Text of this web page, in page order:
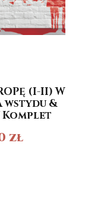
(I-II) W
wstydu &
zł